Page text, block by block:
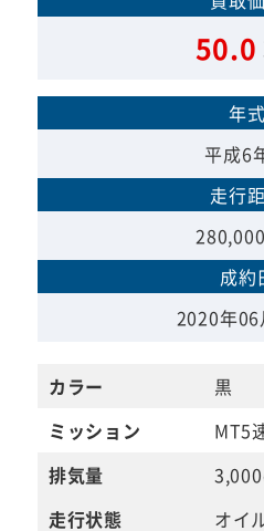
50.0
年式
平成6
走行
成約
2020年06
カラー
黒
ミッション
MT5
排気量
走行状態
オイ